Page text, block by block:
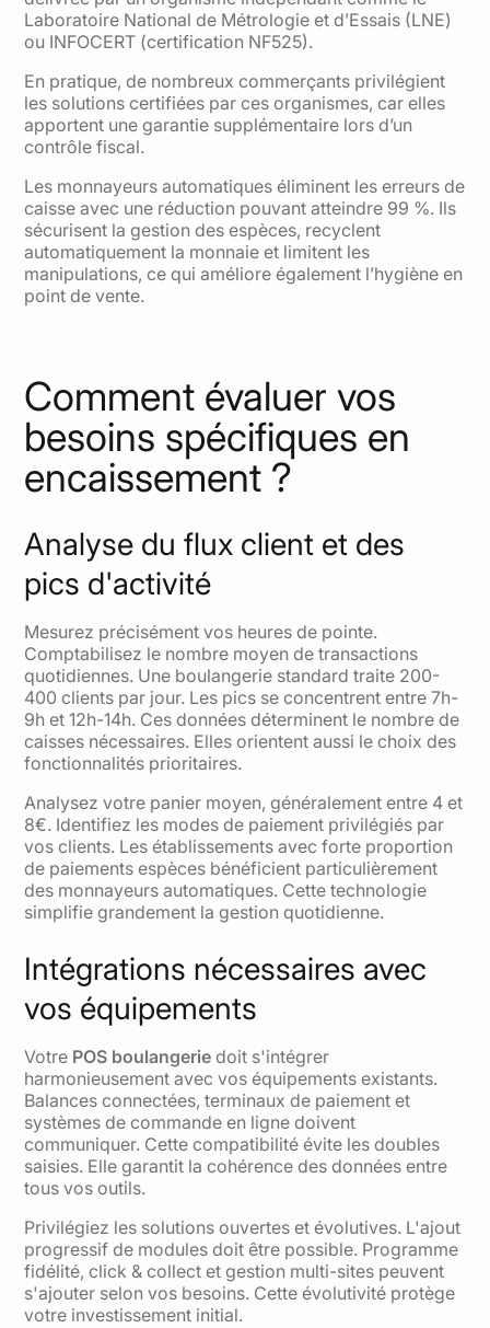
Laboratoire National de Métrologie et d’Essais (LNE)
ou INFOCERT (certification NF525).
En pratique, de nombreux commerçants privilégient
les solutions certifiées par ces organismes, car elles
apportent une garantie supplémentaire lors d’un
contrôle fiscal.
Les monnayeurs automatiques éliminent les erreurs de
caisse avec une réduction pouvant atteindre 99 %. Ils
sécurisent la gestion des espèces, recyclent
automatiquement la monnaie et limitent les
manipulations, ce qui améliore également l’hygiène en
point de vente.
Comment évaluer vos
besoins spécifiques en
encaissement ?
Analyse du flux client et des
pics d'activité
Mesurez précisément vos heures de pointe.
Comptabilisez le nombre moyen de transactions
quotidiennes. Une boulangerie standard traite 200-
400 clients par jour. Les pics se concentrent entre 7h-
9h et 12h-14h. Ces données déterminent le nombre de
caisses nécessaires. Elles orientent aussi le choix des
fonctionnalités prioritaires.
Analysez votre panier moyen, généralement entre 4 et
8€. Identifiez les modes de paiement privilégiés par
vos clients. Les établissements avec forte proportion
de paiements espèces bénéficient particulièrement
des monnayeurs automatiques. Cette technologie
simplifie grandement la gestion quotidienne.
Intégrations nécessaires avec
vos équipements
Votre POS boulangerie doit s'intégrer
harmonieusement avec vos équipements existants.
Balances connectées, terminaux de paiement et
systèmes de commande en ligne doivent
communiquer. Cette compatibilité évite les doubles
saisies. Elle garantit la cohérence des données entre
tous vos outils.
Privilégiez les solutions ouvertes et évolutives. L'ajout
progressif de modules doit être possible. Programme
fidélité, click & collect et gestion multi-sites peuvent
s'ajouter selon vos besoins. Cette évolutivité protège
votre investissement initial.